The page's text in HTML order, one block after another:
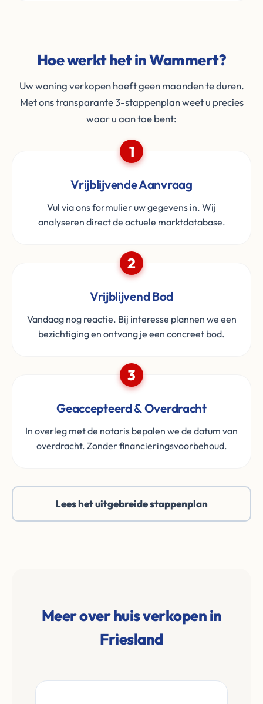
Hoe werkt het in Wammert?
Uw woning verkopen hoeft geen maanden te duren.
Met ons transparante 3-stappenplan weet u precies
waar u aan toe bent:
1
Vrijblijvende Aanvraag
Vul via ons formulier uw gegevens in. Wij
analyseren direct de actuele marktdatabase.
2
Vrijblijvend Bod
Vandaag nog reactie. Bij interesse plannen we een
bezichtiging en ontvang je een concreet bod.
3
Geaccepteerd & Overdracht
In overleg met de notaris bepalen we de datum van
overdracht. Zonder financieringsvoorbehoud.
Lees het uitgebreide stappenplan
Meer over huis verkopen in
Friesland